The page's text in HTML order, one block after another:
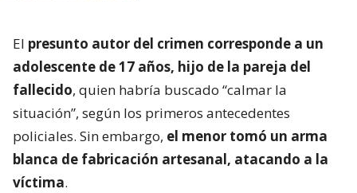
El presunto autor del crimen corresponde a un
adolescente de 17 años, hijo de la pareja del
fallecido, quien habría buscado “calmar la
situación”, según los primeros antecedentes
policiales. Sin embargo, el menor tomó un arma
blanca de fabricación artesanal, atacando a la
víctima.